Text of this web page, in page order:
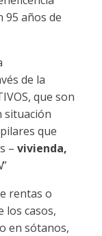
95 años de
de la
que son
situación
que
– vivienda,
”
rentas o
los casos,
en sótanos,